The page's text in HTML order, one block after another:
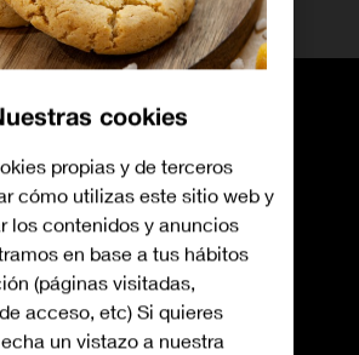
cookies
propias y de terceros
cómo utilizas este sitio web y
los contenidos y anuncios
en base a tus hábitos
(páginas visitadas,
acceso, etc) Si quieres
un vistazo a nuestra